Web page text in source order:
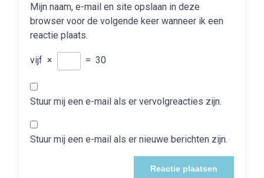
Mijn naam, e-mail en site opslaan in deze
browser voor de volgende keer wanneer ik een
reactie plaats.
vijf × = 30
Stuur mij een e-mail als er vervolgreacties zijn.
Stuur mij een e-mail als er nieuwe berichten zijn.